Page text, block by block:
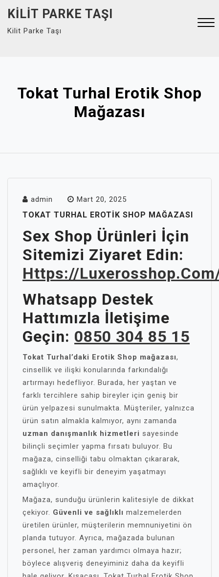
content
KILIT PARKE TAŞI
Kilit Parke Taşı
Tokat Turhal Erotik Shop
Mağazası
admin Mart 20, 2025
TOKAT TURHAL EROTIK SHOP MAĞAZASI
Sex Shop Ürünleri İçin
Sitemizi Ziyaret Edin:
Https://
Whatsapp Destek
Hattımızla İletişime
Geçin: 0850 304 85 15
Tokat Turhal’daki Erotik Shop mağazası,
cinsellik ve ilişki konularında farkındalığı
artırmayı hedefliyor. Burada, her yaştan ve
farklı tercihlere sahip bireyler için geniş bir
ürün yelpazesi sunulmakta. Müşteriler, yalnızca
ürün satın almakla kalmıyor, aynı zamanda
uzman danışmanlık hizmetleri sayesinde
bilinçli seçimler yapma fırsatı buluyor. Bu
mağaza, cinselliği tabu olmaktan çıkararak,
sağlıklı ve keyifli bir deneyim yaşatmayı
amaçlıyor.
Mağaza, sunduğu ürünlerin kalitesiyle de dikkat
çekiyor. Güvenli ve sağlıklı malzemelerden
üretilen ürünler, müşterilerin memnuniyetini ön
planda tutuyor. Ayrıca, mağazada bulunan
personel, her zaman yardımcı olmaya hazır;
böylece alışveriş deneyiminiz daha da keyifli